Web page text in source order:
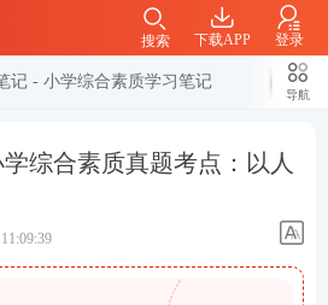
下载APP 登录
搜索
记 - 小学综合素质学习笔记
导航
综合素质真题考点：以人